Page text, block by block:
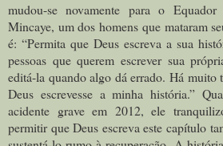
mudou-se novamente para o
Mincaye, um dos homens que mataram
é: “Permita que Deus escreva a sua
pessoas que querem escrever sua
editá-la quando algo dá errado. Há
Deus escrevesse a minha história.”
acidente grave em 2012, ele
permitir que Deus escreva este capítulo